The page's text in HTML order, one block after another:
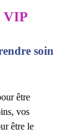
VIP
soin
être
vos
être le